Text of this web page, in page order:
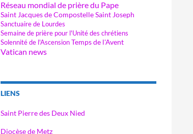
Réseau mondial de prière du Pape
Saint Jacques de CompostelleSaint Joseph
Sanctuaire de Lourdes
Semaine de prière pour l'Unité des chrétiens
Solennité de l'AscensionTemps de l'Avent
Vatican news
LIENS
Saint Pierre des Deux Nied
Diocèse de Metz